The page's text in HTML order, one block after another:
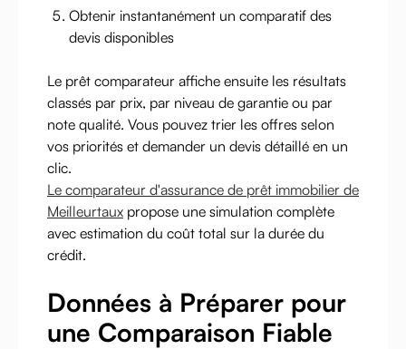
Obtenir instantanément un comparatif des
devis disponibles
Le prêt comparateur affiche ensuite les résultats
classés par prix, par niveau de garantie ou par
note qualité. Vous pouvez trier les offres selon
vos priorités et demander un devis détaillé en un
clic.
Le comparateur d'assurance de prêt immobilier de
Meilleurtaux propose une simulation complète
avec estimation du coût total sur la durée du
crédit.
Données à Préparer pour
une Comparaison Fiable